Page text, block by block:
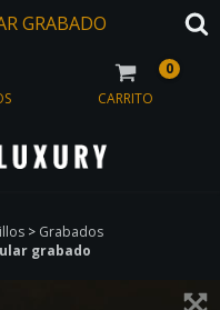
GRABADO
CARRITO
0
> Grabados
grabado